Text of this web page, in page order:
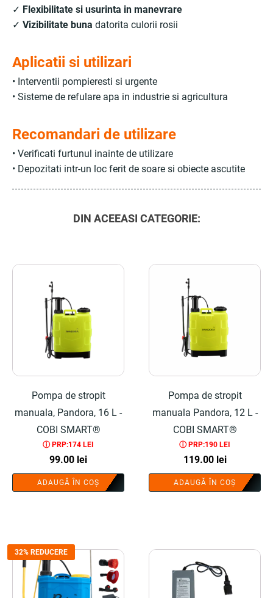
✓ Flexibilitate si usurinta in manevrare
✓ Vizibilitate buna datorita culorii rosii
Aplicatii si utilizari
• Interventii pompieresti si urgente
• Sisteme de refulare apa in industrie si agricultura
Recomandari de utilizare
• Verificati furtunul inainte de utilizare
• Depozitati intr-un loc ferit de soare si obiecte ascutite
DIN ACEEASI CATEGORIE:
Pompa de stropit
manuala, Pandora, 16 L -
COBI SMART®
ⓘ PRP:174 LEI
99.00 lei
ADAUGĂ ÎN COȘ
Pompa de stropit
manuala Pandora, 12 L -
COBI SMART®
ⓘ PRP:190 LEI
119.00 lei
ADAUGĂ ÎN COȘ
32% REDUCERE